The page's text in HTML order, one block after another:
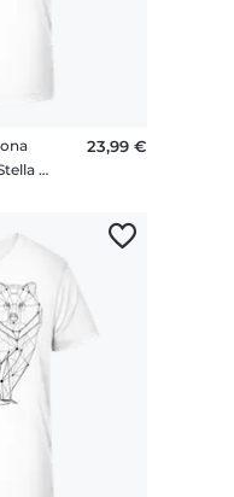
Detské bio tričko Stanley Stella 2.0
23,99 €